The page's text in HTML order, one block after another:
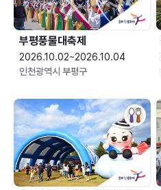
부평풍물대축제
2026.10.02~2026.10.04
인천광역시 부평구